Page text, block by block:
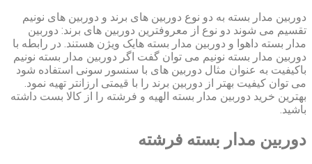
دوربین مدار بسته به دو نوع دوربین های برند و دوربین های نونیم
تقسیم می شوند دو نوع از معروفترین دوربین های برند: دوربین
مدار بسته داهوا و دوربین مدار بسته هایک ویژن هستند. در رابطه با
دوربین مدار بسته نونیم می توان گفت اگر دوربین مدار بسته نونیم
باکیفیت به عنوان مثال دوربین های با سنسور سونی استفاده شود
می توان کیفیت بهتر از دوربین برند را با قیمتی ارزانتر تهیه نمود.
بهترین خرید دوربین مدار بسته الهیه و فرشته را از کالا بست داشته
باشید.
دوربین مدار بسته فرشته